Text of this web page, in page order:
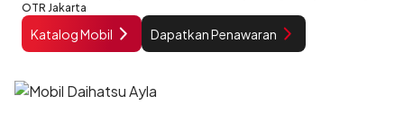
OTR Jakarta
Katalog Mobil Dapatkan Penawaran